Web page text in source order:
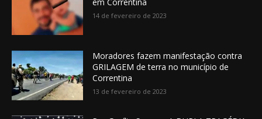
14 de fevereiro de 2023
Moradores fazem manifestação contra
GRILAGEM de terra no município de
Correntina
13 de fevereiro de 2023